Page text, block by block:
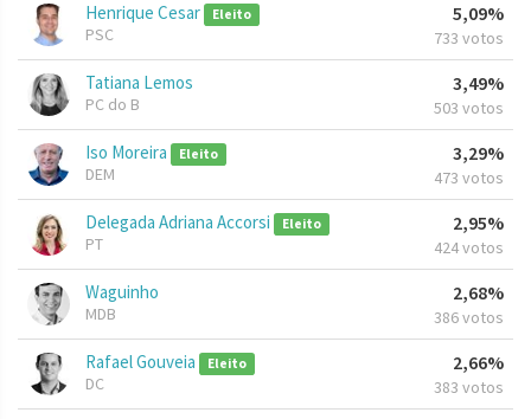
Henrique Cesar Eleito
PSC
5,09%
733 votos
Tatiana Lemos
PC do B
3,49%
503 votos
Iso Moreira Eleito
DEM
3,29%
473 votos
Delegada Adriana Accorsi Eleito
PT
2,95%
424 votos
Waguinho
MDB
2,68%
386 votos
Rafael Gouveia Eleito
DC
2,66%
383 votos